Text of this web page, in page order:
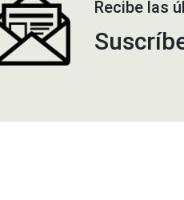
Recibe las